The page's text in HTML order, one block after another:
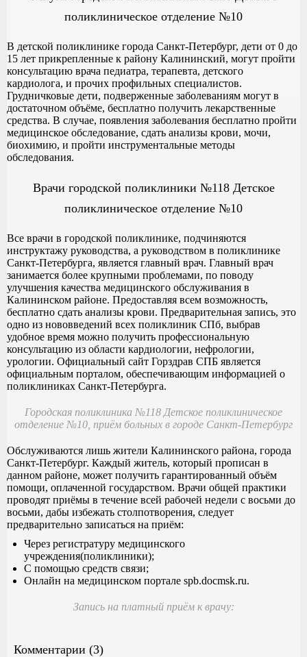
поликлиническое отделение №10
В детской поликлинике города Санкт-Петербург, дети от 0 до
15 лет прикрепленные к району Калининский, могут пройти
консультацию врача педиатра, терапевта, детского
кардиолога, и прочих профильных специалистов.
Грудничковые дети, подверженные заболеваниям могут в
достаточном объёме, бесплатно получить лекарственные
средства. В случае, появления заболевания бесплатно пройти
медицинское обследование, сдать анализы крови, мочи,
биохимию, и пройти инструментальные методы
обследования.
Врачи городской поликлиники №118 Детское
поликлиническое отделение №10
Все врачи в городской поликлинике, подчиняются
инструктажу руководства, а руководством в поликлинике
Санкт-Петербурга, является главный врач. Главный врач
занимается более крупными проблемами, по поводу
улучшения качества медицинского обслуживания в
Калининском районе. Предоставляя всем возможность,
бесплатно сдать анализы крови. Предварительная запись, это
одно из нововведений всех поликлиник СПб, выбрав
удобное время можно получить профессиональную
консультацию из области кардиологии, нефрологии,
урологии. Официальный сайт Горздрав СПБ является
официальным порталом, обеспечивающим информацией о
поликлиниках Санкт-Петербурга.
Городская поликлиника №118 Детское поликлиническое
отделение №10, приём больных в городе Санкт-Петербург
Обслуживаются лишь жители Калининского района, города
Санкт-Петербург. Каждый житель, который прописан в
данном районе, может получить гарантированный объём
помощи, оплаченной государством. Врачи общей практики
проводят приёмы в течение всей рабочей недели с восьми до
восьми, дабы избежать столпотворения, следует
предварительно записаться на приём:
Через регистратуру медицинского
учреждения(поликлиники);
С помощью средств связи;
Онлайн на медицинском портале spb.docmsk.ru.
Запись на платный приём к врачу:
Комментарии (3)